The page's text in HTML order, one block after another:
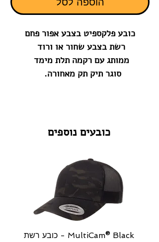
כובע פלקספיט בצבע אפור פחם
רשת בצבע שחור או ורוד
ממותג עם רקמה תלת מימד
סוגר תיק תק מאחורה.
כובעים נוספים
MultiCam® Black - כובע רשת